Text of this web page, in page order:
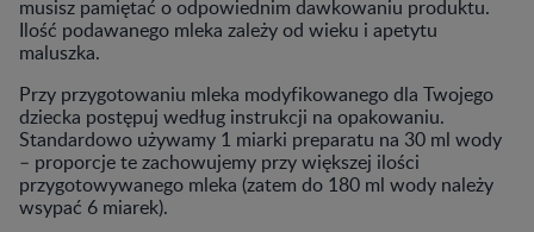
musisz pamiętać o odpowiednim dawkowaniu produktu.
Ilość podawanego mleka zależy od wieku i apetytu
maluszka.
Przy przygotowaniu mleka modyfikowanego dla Twojego
dziecka postępuj według instrukcji na opakowaniu.
Standardowo używamy 1 miarki preparatu na 30 ml wody
– proporcje te zachowujemy przy większej ilości
przygotowywanego mleka (zatem do 180 ml wody należy
wsypać 6 miarek).